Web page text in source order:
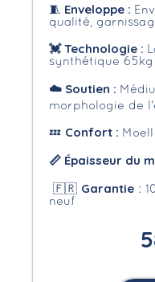
🧵 Enveloppe:
qualité,
💓Technologie :
synthétique 65kg
☁️Soutien :
morphologie de
💤 Confort :
📏 Épaisseur du
🇫🇷 Garantie:
neuf